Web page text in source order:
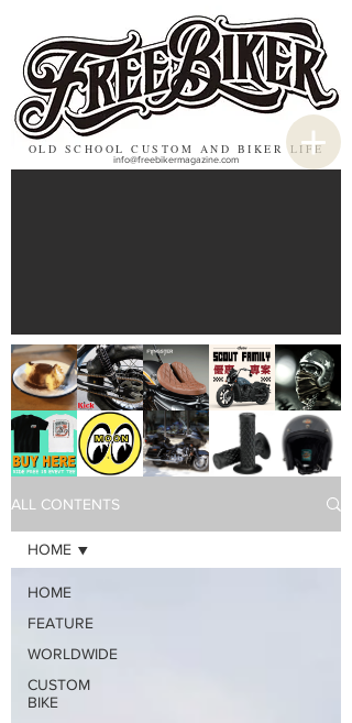
OLD SCHOOL CUSTOM AND BIKER LIFE
info@freebikermagazine.com
ALL CONTENTS
HOME
FEATURE
WORLDWIDE
CUSTOM
BIKE
HOME